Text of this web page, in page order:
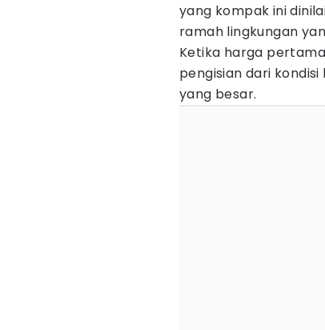
yang kompak ini
ramah lingkungan
Ketika harga
pengisian dari
yang besar.